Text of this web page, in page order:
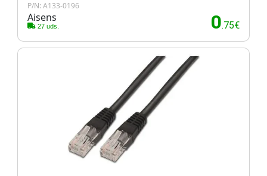
P/N: A133-0196
Aisens
27 uds. 0.75€